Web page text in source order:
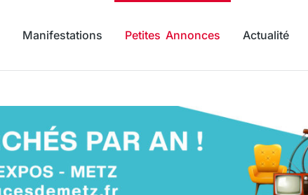
Manifestations Petites Annonces Actualité